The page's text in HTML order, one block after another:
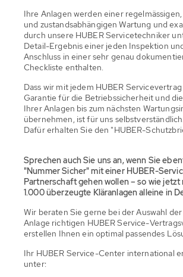
Ihre Anlagen werden einer
und zustandsabhängigen Wartung und
durch unsere HUBER Servicetechniker
Detail-Ergebnis einer jeden Inspektion
Anschluss in einer sehr genau
Checkliste enthalten.
Dass wir mit jedem HUBER
Garantie für die Betriebssicherheit und
Ihrer Anlagen bis zum nächsten
übernehmen, ist für uns selbstverständlich.
Dafür erhalten Sie den "HUBER-
Sprechen auch Sie uns an, wenn Sie
"Nummer Sicher" mit einer HUBER-
Partnerschaft gehen wollen – so wie
1.000 überzeugte Kläranlagen alleine in
Wir beraten Sie gerne bei der Auswahl
Anlage richtigen HUBER Service-
erstellen Ihnen ein optimal passendes
Ihr HUBER Service-Center international
unter: